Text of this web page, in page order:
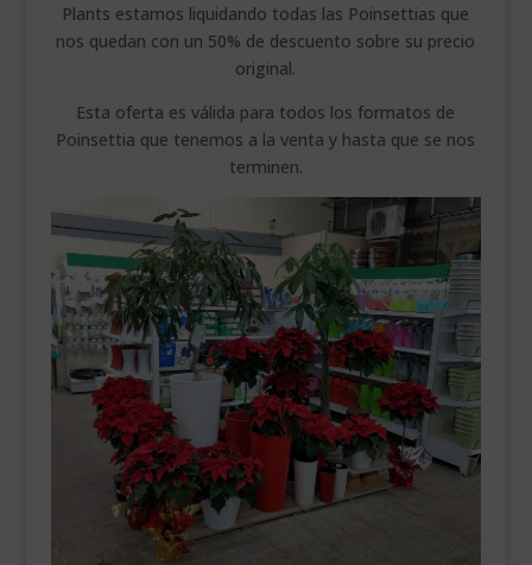
Plants estamos liquidando todas las Poinsettias que
nos quedan con un 50% de descuento sobre su precio
original.
Esta oferta es válida para todos los formatos de
Poinsettia que tenemos a la venta y hasta que se nos
terminen.